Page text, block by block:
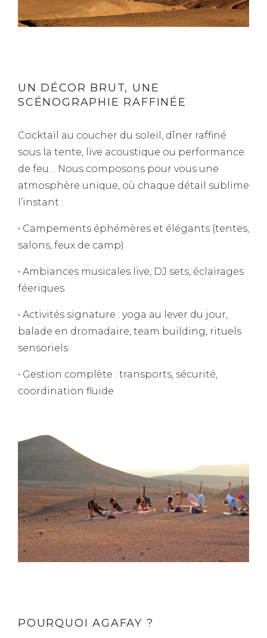
UN DÉCOR BRUT, UNE
SCÉNOGRAPHIE RAFFINÉE
Cocktail au coucher du soleil, dîner raffiné
sous la tente, live acoustique ou performance
de feu… Nous composons pour vous une
atmosphère unique, où chaque détail sublime
l’instant :
• Campements éphémères et élégants (tentes,
salons, feux de camp)
• Ambiances musicales live, DJ sets, éclairages
féeriques
• Activités signature : yoga au lever du jour,
balade en dromadaire, team building, rituels
sensoriels
• Gestion complète : transports, sécurité,
coordination fluide
POURQUOI AGAFAY ?